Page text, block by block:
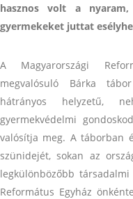
hasznos volt a
gyermekeket juttat
A Magyarországi
megvalósuló Bárka
hátrányos helyzetű,
gyermekvédelmi
valósítja meg. A táborban
szünidejét, sokan az
legkülönbözőbb
Református Egyház